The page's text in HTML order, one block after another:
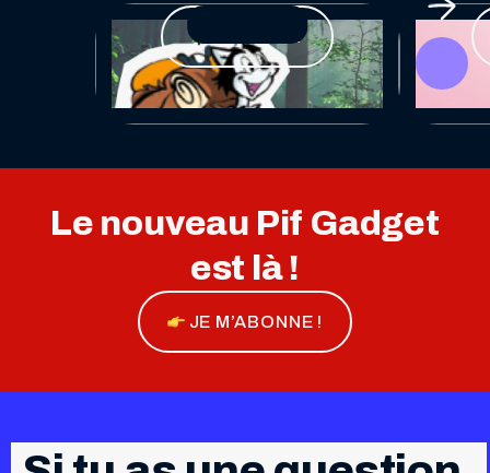
LA FORÊT
Le nouveau Pif Gadget
est là !
JE M’ABONNE !